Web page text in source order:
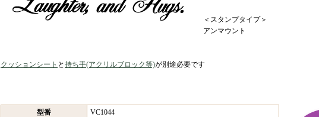
＜スタンプタイプ＞
アンマウント
クッションシート と持ち手(アクリルブロック等)が別途必要です
型番
VC1044